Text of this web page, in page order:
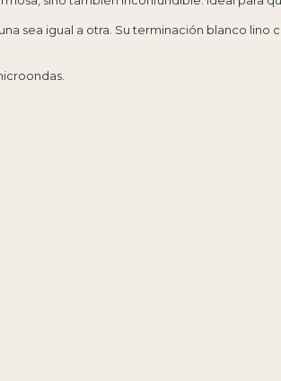
sea igual a otra. Su terminación blanco lino